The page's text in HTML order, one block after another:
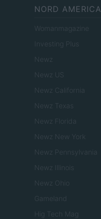
NORD AMERICA
Womanmagazine
Investing Plus
Newz
Newz US
Newz California
Newz Texas
Newz Florida
Newz New York
Newz Pennsylvania
Newz Illinois
Newz Ohio
Gameland
Hig Tech Mag